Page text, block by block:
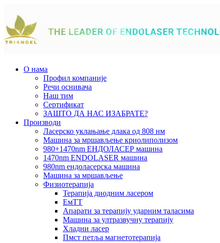
О нама
Профил компаније
Речи оснивача
Наш тим
Сертификат
ЗАШТО ДА НАС ИЗАБРАТЕ?
Производи
Ласерско уклањање длака од 808 нм
Машина за мршављење криолиполизом
980+1470nm ЕНДОЛАСЕР машина
1470nm ENDOLASER машина
980nm ендоласерска машина
Машина за мршављење
Физиотерапија
Терапија диодним ласером
ЕмТТ
Апарати за терапију ударним таласима
Машина за ултразвучну терапију
Хладни ласер
Пмст петља магнетотерапија